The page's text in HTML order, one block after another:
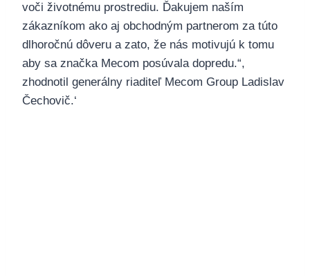
voči životnému prostrediu. Ďakujem naším
zákazníkom ako aj obchodným partnerom za túto
dlhoročnú dôveru a zato, že nás motivujú k tomu
aby sa značka Mecom posúvala dopredu.“,
zhodnotil generálny riaditeľ Mecom Group Ladislav
Čechovič.‘